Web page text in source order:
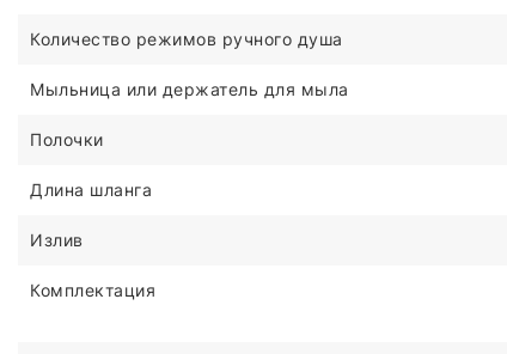
Количество режимов ручного душа
Мыльница или держатель для мыла
Полочки
Длина шланга
Излив
Комплектация